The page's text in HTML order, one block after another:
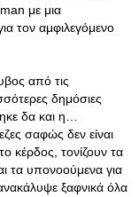
με μια
τον αμφιλεγόμενο
από τις
δημόσιες
δα και η…
σαφώς δεν είναι
κέρδος, τονίζουν τα
τα υπονοούμενα για
ξαφνικά όλα